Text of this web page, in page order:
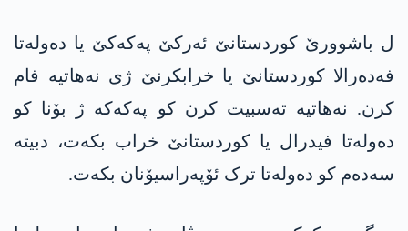
ل باشوورێ کوردستانێ ئەرکێ پەکەکێ یا دەولەتا
فەدەرالا کوردستانێ یا خرابکرنێ ژی نەھاتیە فام
کرن. نەھاتیە تەسبیت کرن کو پەکەکە ژ بۆنا کو
دەولەتا فیدرال یا کوردستانێ خراب بکەت، دبیتە
سەدەم کو دەولەتا ترک ئۆپەراسیۆنان بکەت.